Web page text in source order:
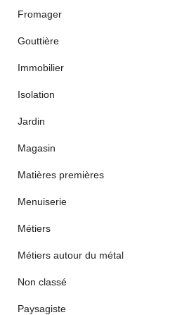
Fromager
Gouttière
Immobilier
Isolation
Jardin
Magasin
Matières premières
Menuiserie
Métiers
Métiers autour du métal
Non classé
Paysagiste